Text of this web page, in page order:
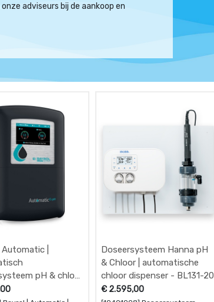
adviseurs bij de aankoop en
Automatic |
pH & chloor
pH & chloor
Doseersysteem Hanna pH
& Chloor | automatische
chloor dispenser - BL131-20
€ 2.595,00